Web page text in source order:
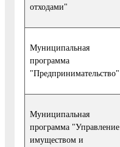
отходами"
Муниципальная
программа
"Предпринимательство"
Муниципальная
программа "Управление
имуществом и